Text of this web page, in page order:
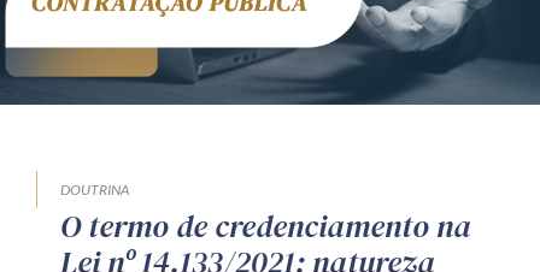
DOUTRINA
O termo de credenciamento na
Lei nº 14.133/2021: natureza